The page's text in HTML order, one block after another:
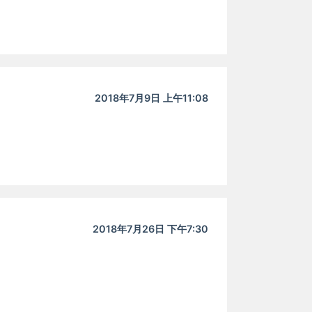
2018年7月9日 上午11:08
2018年7月26日 下午7:30